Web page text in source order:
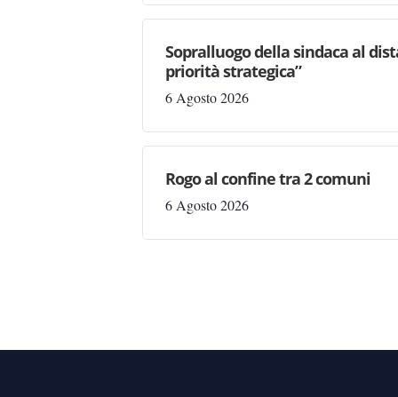
Sopralluogo della sindaca al
priorità strategica”
6 Agosto 2026
Rogo al confine tra 2 comuni
6 Agosto 2026